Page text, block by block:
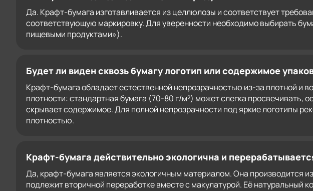
Да. Крафт-бумага изготавливается из целлюлозы и соответствует
соответствующую маркировку. Для уверенности необходимо выбирать
пищевыми продуктами»).
Будет ли виден сквозь бумагу логотип или содержимое
Крафт-бумага обладает естественной непрозрачностью из-за плотной и
плотности: стандартная бумага (70-80 г/м²) может слегка просвечивать,
скрывает содержимое. Для полной непрозрачности под яркие логотипы
плотностью.
Крафт-бумага действительно экологична и
Да, крафт-бумага является экологичным материалом. Она производится
подлежит вторичной переработке вместе с макулатурой. Её натуральный